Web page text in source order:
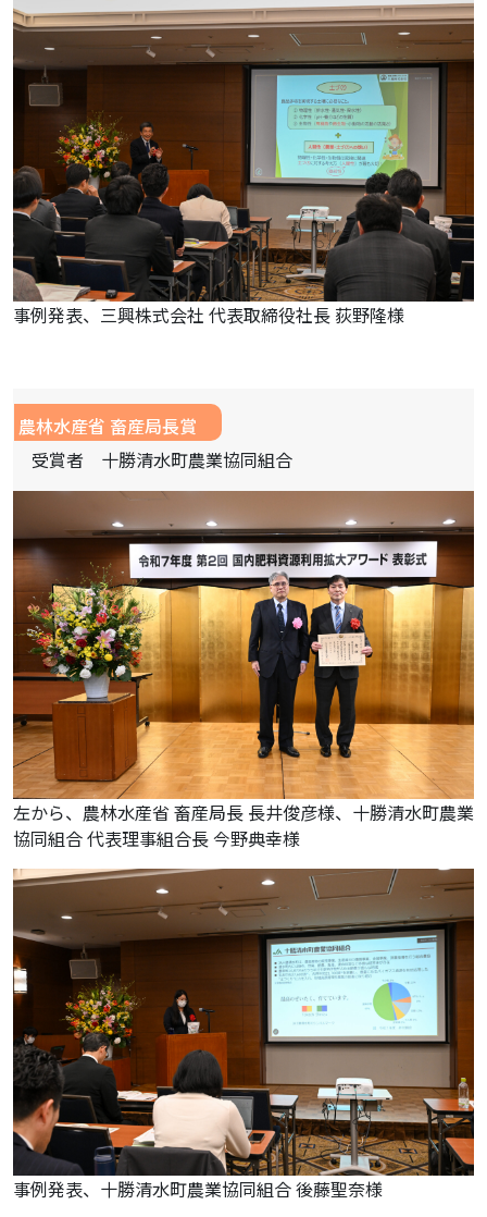
事例発表、三興株式会社 代表取締役社長 荻野隆様
農林水産省 畜産局長賞
受賞者 十勝清水町農業協同組合
左から、農林水産省 畜産局長 長井俊彦様、十勝清水町農業
協同組合 代表理事組合長 今野典幸様
事例発表、十勝清水町農業協同組合 後藤聖奈様